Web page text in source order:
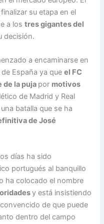
su etapa en el
a lostres gigantes del
decisión.
a encaminarse en
de España ya queel FC
de la puja por motivos
de Madrid y Real
batalla que se ha
de José
días ha sido
portugués al banquillo
ha colocado el nombre
y está insistiendo
de que puede
dentro del campo